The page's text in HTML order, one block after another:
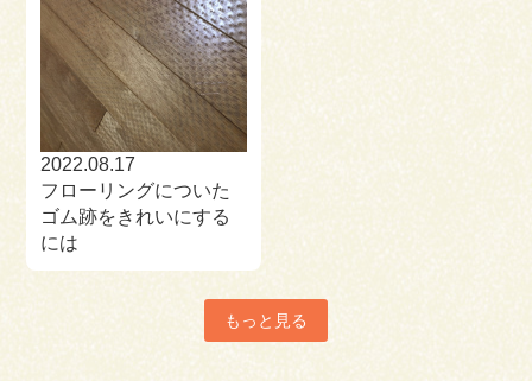
2022.08.17
フローリングについた
ゴム跡をきれいにする
には
もっと見る